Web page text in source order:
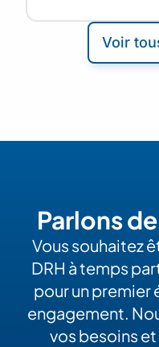
Voir
Parlons
Vous souhaitez
DRH à temps
pour un premier
engagement.
vos besoins